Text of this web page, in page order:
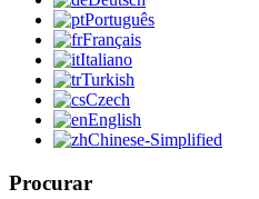
Português
Français
Italiano
Turkish
Czech
English
Chinese-Simplified
Procurar